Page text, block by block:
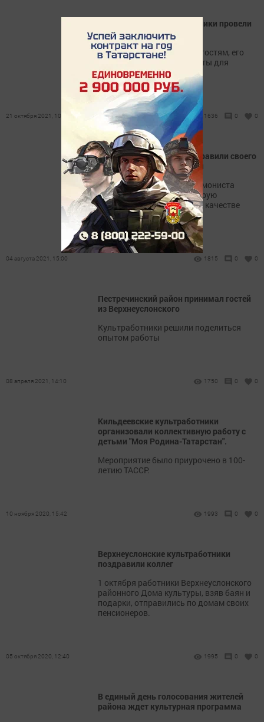
Печищинские культработники провели
экскурс в старину
Их мини музей всегда рад гостям, его
двери каждый день открыты для
посетителей
21 октября 2021, 10:27 1636 0 0
Работники культуры поздравили своего
ветерана с днем рождения
Лучшим подарком для гармониста
стала новая гармонь, которую
преподнесли ему коллеги в качестве
подарка
04 августа 2021, 15:00 1815 0 0
Пестречинский район принимал гостей
из Верхнеуслонского
Культработники решили поделиться
опытом работы
08 апреля 2021, 14:10 1750 0 0
Кильдеевские культработники
организовали коллективную работу с
детьми "Моя Родина-Татарстан".
Мероприятие было приурочено в 100-
летию ТАССР.
10 ноября 2020, 15:42 1993 0 0
Верхнеуслонские культработники
поздравили коллег
1 октября работники Верхнеуслонского
районного Дома культуры, взяв баян и
подарки, отправились по домам своих
пенсионеров.
05 октября 2020, 12:40 1995 0 0
В единый день голосования жителей
района ждет культурная программа